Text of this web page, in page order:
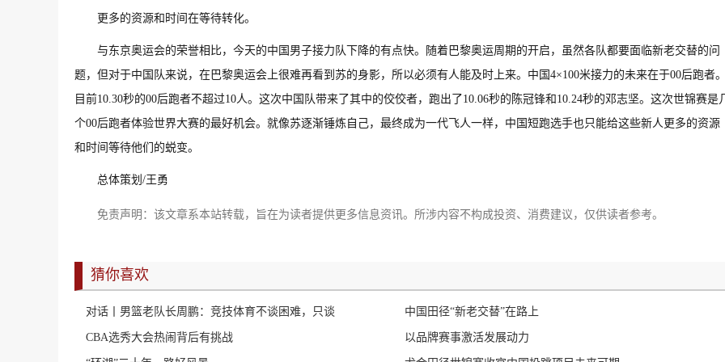
更多的资源和时间在等待转化。
与东京奥运会的荣誉相比，今天的中国男子接力队下降的有点快。随着巴黎奥运周期的开启，虽然各队都要面临新老交替的问
题，但对于中国队来说，在巴黎奥运会上很难再看到苏的身影，所以必须有人能及时上来。中国4×100米接力的未来在于00后跑者
目前10.30秒的00后跑者不超过10人。这次中国队带来了其中的佼佼者，跑出了10.06秒的陈冠锋和10.24秒的邓志坚。这次世锦赛是
个00后跑者体验世界大赛的最好机会。就像苏逐渐锤炼自己，最终成为一代飞人一样，中国短跑选手也只能给这些新人更多的资源
和时间等待他们的蜕变。
总体策划/王勇
免责声明：该文章系本站转载，旨在为读者提供更多信息资讯。所涉内容不构成投资、消费建议，仅供读者参考。
猜你喜欢
对话丨男篮老队长周鹏：竞技体育不谈困难，只谈 中国田径“新老交替”在路上
CBA选秀大会热闹背后有挑战 以品牌赛事激活发展动力